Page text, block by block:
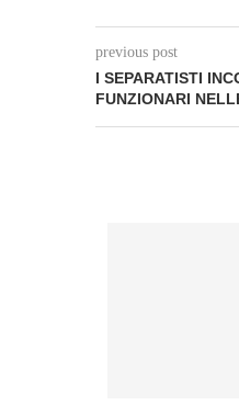
previous post
I SEPARATISTI
FUNZIONARI